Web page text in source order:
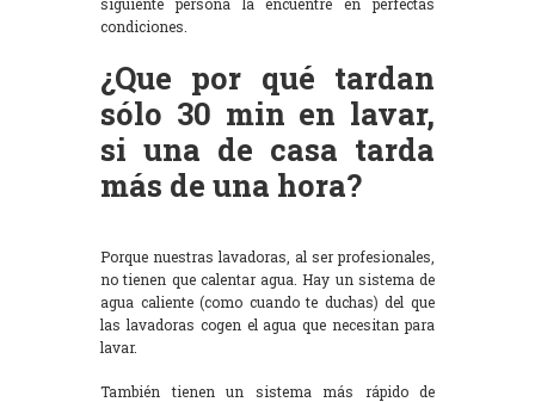
condiciones.
¿Que por qué tardan
sólo 30 min en lavar,
si una de casa tarda
más de una hora?
Porque nuestras lavadoras, al ser profesionales,
no tienen que calentar agua. Hay un sistema de
agua caliente (como cuando te duchas) del que
las lavadoras cogen el agua que necesitan para
lavar.
También tienen un sistema más rápido de